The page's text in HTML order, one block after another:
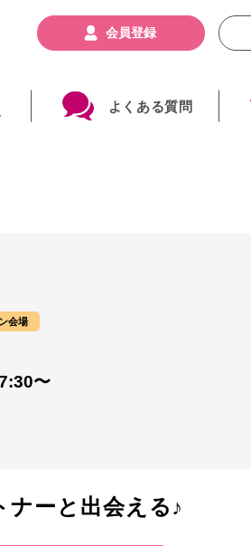
よくある質問
会員登録
〜
会場
ーと出会える♪